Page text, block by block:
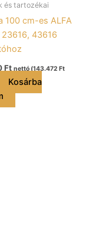
és tartozékai
100 cm-es ALFA
23616, 43616
Ft nettó (143.472 Ft
Kosárba